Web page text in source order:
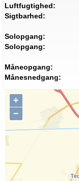
Luftfugtighed:
Sigtbarhed:
Solopgang:
Solopgang:
Måneopgang:
Månesnedgang:
+
−